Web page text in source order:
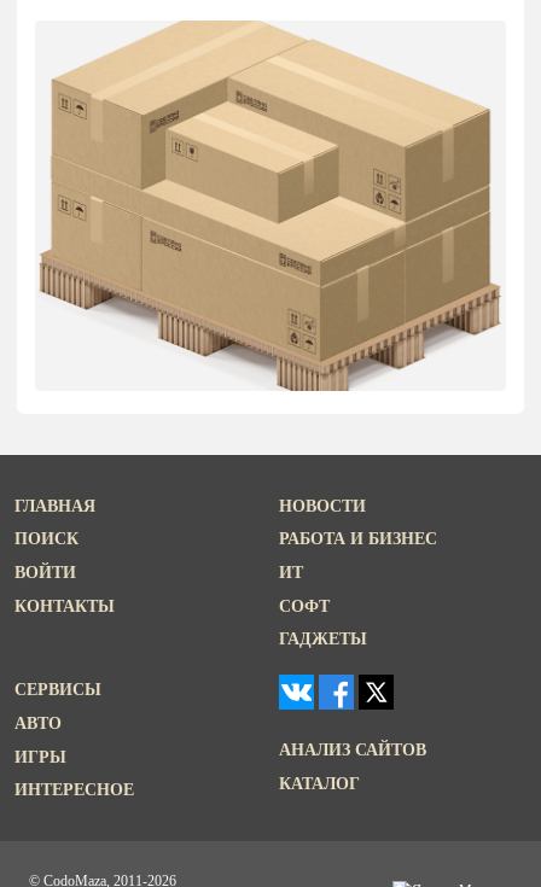
ГЛАВНАЯ
ПОИСК
ВОЙТИ
КОНТАКТЫ
НОВОСТИ
РАБОТА И БИЗНЕС
ИТ
СОФТ
ГАДЖЕТЫ
СЕРВИСЫ
АВТО
ИГРЫ
ИНТЕРЕСНОЕ
АНАЛИЗ САЙТОВ
КАТАЛОГ
© CodoMaza, 2011-2026